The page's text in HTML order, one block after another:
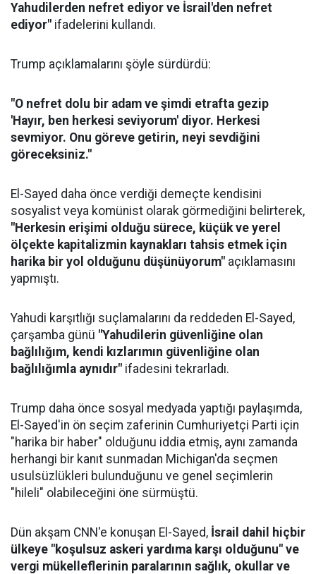
Yahudilerden nefret ediyor ve İsrail'den nefret
ediyor" ifadelerini kullandı.
Trump açıklamalarını şöyle sürdürdü:
"O nefret dolu bir adam ve şimdi etrafta gezip
'Hayır, ben herkesi seviyorum' diyor. Herkesi
sevmiyor. Onu göreve getirin, neyi sevdiğini
göreceksiniz."
El-Sayed daha önce verdiği demeçte kendisini
sosyalist veya komünist olarak görmediğini belirterek,
"Herkesin erişimi olduğu sürece, küçük ve yerel
ölçekte kapitalizmin kaynakları tahsis etmek için
harika bir yol olduğunu düşünüyorum" açıklamasını
yapmıştı.
Yahudi karşıtlığı suçlamalarını da reddeden El-Sayed,
çarşamba günü "Yahudilerin güvenliğine olan
bağlılığım, kendi kızlarımın güvenliğine olan
bağlılığımla aynıdır" ifadesini tekrarladı.
Trump daha önce sosyal medyada yaptığı paylaşımda,
El-Sayed'in ön seçim zaferinin Cumhuriyetçi Parti için
"harika bir haber" olduğunu iddia etmiş, aynı zamanda
herhangi bir kanıt sunmadan Michigan'da seçmen
usulsüzlükleri bulunduğunu ve genel seçimlerin
"hileli" olabileceğini öne sürmüştü.
Dün akşam CNN'e konuşan El-Sayed, İsrail dahil hiçbir
ülkeye "koşulsuz askeri yardıma karşı olduğunu" ve
vergi mükelleflerinin paralarının sağlık, okullar ve